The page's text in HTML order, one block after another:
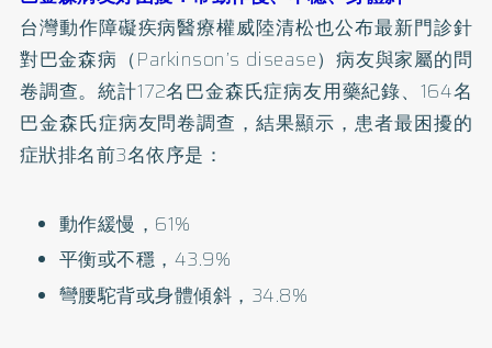
台灣動作障礙疾病醫療權威陸清松也公布最新門診針
對巴金森病（Parkinson’s disease）病友與家屬的問
卷調查。統計172名巴金森氏症病友用藥紀錄、164名
巴金森氏症病友問卷調查，結果顯示，患者最困擾的
症狀排名前3名依序是：
動作緩慢，61%
平衡或不穩，43.9%
彎腰駝背或身體傾斜，34.8%